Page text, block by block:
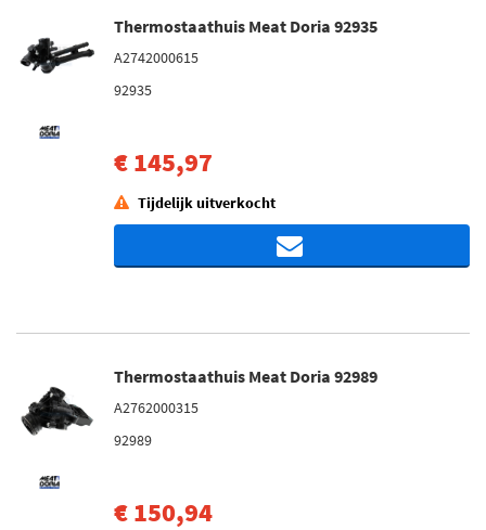
Thermostaathuis Meat Doria 92935
A2742000615
92935
€ 145,97
Tijdelijk uitverkocht
Thermostaathuis Meat Doria 92989
A2762000315
92989
€ 150,94